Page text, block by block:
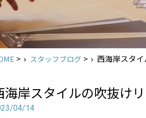
> スタッフブログ > 西海岸スタ
海岸スタイルの吹抜け
04/14